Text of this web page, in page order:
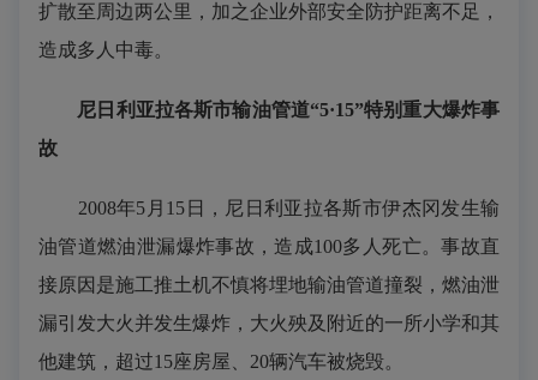
扩散至周边两公里，加之企业外部安全防护距离不足，
造成多人中毒。
尼日利亚拉各斯市输油管道“5·15”特别重大爆炸事
故
2008年5月15日，尼日利亚拉各斯市伊杰冈发生输
油管道燃油泄漏爆炸事故，造成100多人死亡。事故直
接原因是施工推土机不慎将埋地输油管道撞裂，燃油泄
漏引发大火并发生爆炸，大火殃及附近的一所小学和其
他建筑，超过15座房屋、20辆汽车被烧毁。